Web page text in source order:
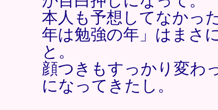
本人も予想してなかっ
年は勉強の年」はまさ
と。
顔つきもすっかり変わ
になってきたし。